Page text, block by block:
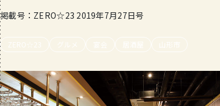
段数や所要時間をご紹介！
山形のおすすめパン屋さん【26選】地
元民が選ぶランキングBEST５付き！
_vol.1
掲載号：ZERO☆23 2019年7月27日号
ZERO☆23 グルメ 宴会 居酒屋 山形市